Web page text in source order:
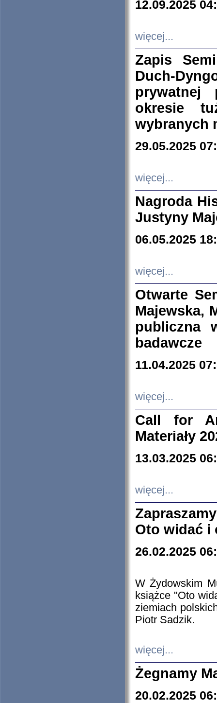
12.09.2025
więcej...
Zapis
Duch-
prywatnej
okresie
wybranych
29.05.2025
więcej...
Nagroda
Justyny
06.05.2025
więcej...
Otwarte
Majewska,
publiczna
badawcze
11.04.2025
więcej...
Call for
Materiały
13.03.2025
więcej...
Oto widać i
26.02.2025
W Żydowskim
książce "Oto
ziemiach
Piotr Sadzik.
więcej...
Żegnamy
20.02.2025